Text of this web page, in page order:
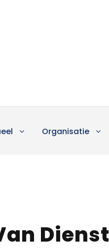
Organisatie
Dienst